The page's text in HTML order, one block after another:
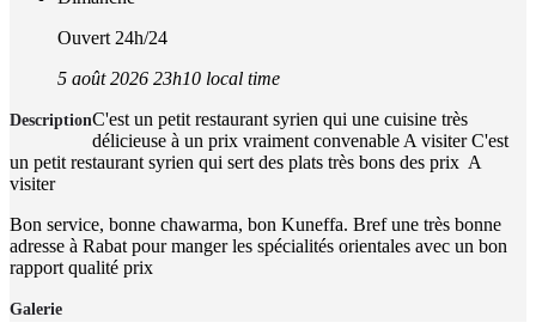
Ouvert 24h/24
5 août 2026 23h10 local time
DescriptionC'est un petit restaurant syrien qui une cuisine très
délicieuse à un prix vraiment convenable A visiter C'est
un petit restaurant syrien qui sert des plats très bons des prix A
visiter
Bon service, bonne chawarma, bon Kuneffa. Bref une très bonne
adresse à Rabat pour manger les spécialités orientales avec un bon
rapport qualité prix
Galerie